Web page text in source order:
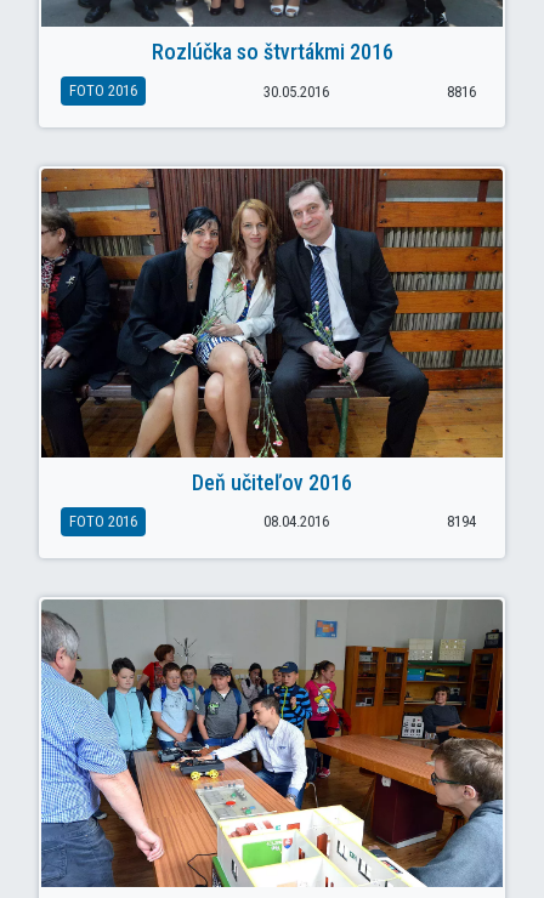
Rozlúčka so štvrtákmi 2016
FOTO 2016 30.05.2016 8816
Deň učiteľov 2016
FOTO 2016 08.04.2016 8194